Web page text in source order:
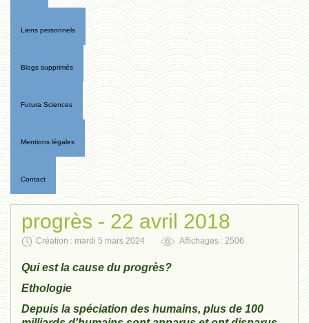
Liens personnels
Blogs supprimés
Futura Sciences
Mentions légales
Contact
progrès - 22 avril 2018
Création : mardi 5 mars 2024 Affichages : 2506
Qui est la cause du progrès?
Ethologie
Depuis la spéciation des humains, plus de 100